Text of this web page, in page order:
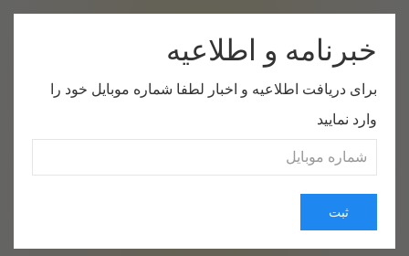
صفحه اول
خبرنامه و اطلاعیه
برای دریافت اطلاعیه و اخبار لطفا شماره موبایل خود را
وارد نمایید
ثبت